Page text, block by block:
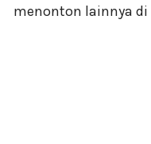
menonton lainnya di